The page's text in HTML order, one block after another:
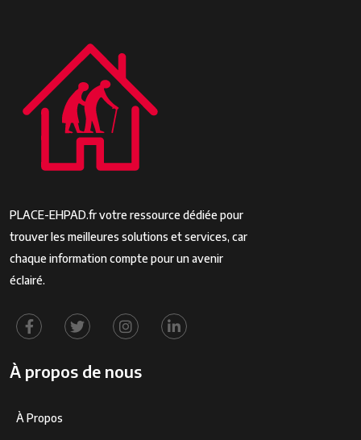
PLACE-EHPAD.fr votre ressource dédiée pour
trouver les meilleures solutions et services, car
chaque information compte pour un avenir
éclairé.
À propos de nous
À Propos